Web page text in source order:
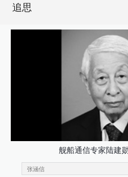
追思
舰船通信专家陆建